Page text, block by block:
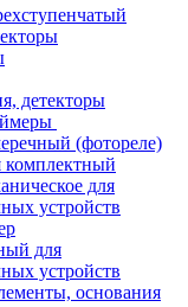
детекторы
(фотореле)
комплектный
для
устройств
для
устройств
основания